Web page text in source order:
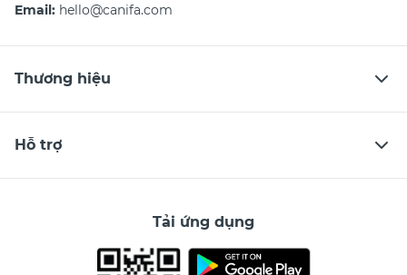
Email: hello@canifa.com
Thương hiệu
Hỗ trợ
Tải ứng dụng